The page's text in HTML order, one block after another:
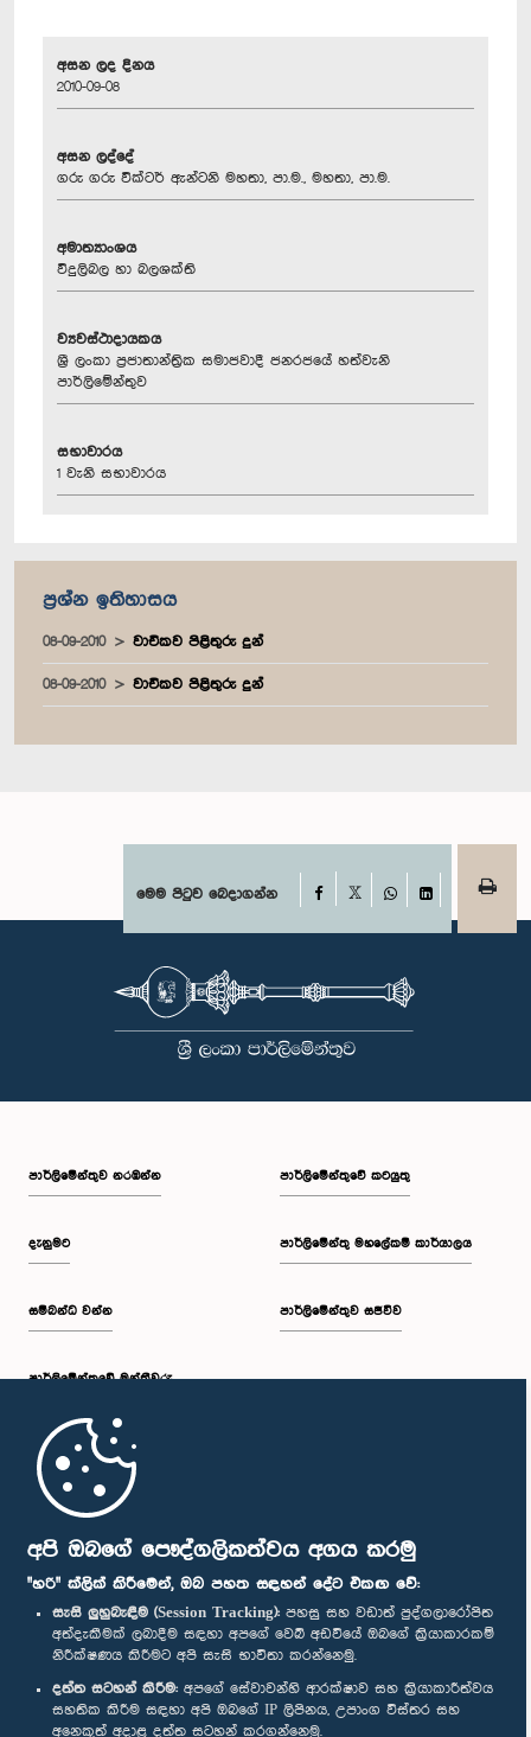
අපි ඔබගේ පෞද්ගලිකත්වය අගය කරමු
"හරි" ක්ලික් කිරීමෙන්, ඔබ පහත සඳහන් දේට එකඟ වේ:
සැසි ලුහුබැඳීම (Session Tracking): පහසු සහ වඩාත් පුද්ගලාරෝපිත
අත්දැකීමක් ලබාදීම සඳහා අපගේ වෙබ් අඩවියේ ඔබගේ ක්‍රියාකාරකම්
නිරීක්ෂණය කිරීමට අපි සැසි භාවිතා කරන්නෙමු.
දත්ත සටහන් කිරීම: අපගේ සේවාවන්හි ආරක්ෂාව සහ ක්‍රියාකාරීත්වය
සහතික කිරීම සඳහා අපි ඔබගේ IP ලිපිනය, උපාංග විස්තර සහ
අනෙකුත් අදාළ දත්ත සටහන් කරගන්නෙමු.
අසන ලද දිනය
2010-09-08
අසන ලද්දේ
ගරු ගරු වික්ටර් ඇන්ටනි මහතා, පා.ම., මහතා, පා.ම.
අමාත්‍යාංශය
විදුලිබල හා බලශක්ති
ව්‍යවස්ථාදායකය
ශ්‍රී ලංකා ප්‍රජාතාන්ත්‍රික සමාජවාදී ජනරජයේ හත්වැනි
පාර්ලිමේන්තුව
සභාවාරය
1 වැනි සභාවාරය
ප්‍රශ්න ඉතිහාසය
08-09-2010 වාචිකව පිළිතුරු දුන්
08-09-2010 වාචිකව පිළිතුරු දුන්
මෙම පිටුව බෙදාගන්න Facebook
WhatsAppLinkedIn
පාර්ලි‌මේන්තුව නරඹන්න
දැනුමට
සම්බන්ධ වන්න
පාර්ලි‌මේන්තුවේ මන්ත්‍රීවරු
මුල් පිටුව
පාර්ලිමේන්තුවේ කටයුතු
පාර්ලිමේන්තු මහලේකම් කාර්යාලය
පාර්ලිමේන්තුව සජීවීව
පාර්ලිමේන්තු ජංගම යෙදුම
අප හා සම්බන්ධ වී සිටින්න :